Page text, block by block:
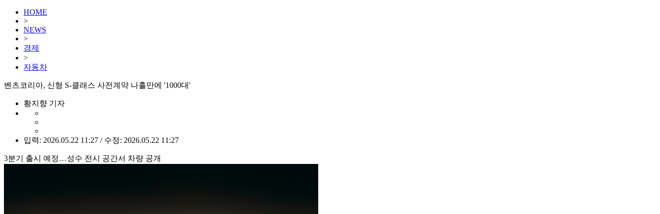
HOME
>
NEWS
>
경제
>
자동차
벤츠코리아, 신형 S-클래스 사전계약 나흘만에 '1000대'
황지향 기자
입력: 2026.05.22 11:27 / 수정: 2026.05.22 11:27
3분기 출시 예정…성수 전시 공간서 차량 공개